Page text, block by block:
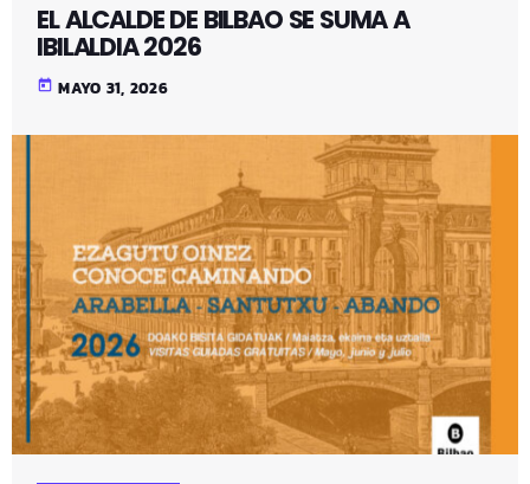
EL ALCALDE DE BILBAO SE SUMA A
IBILALDIA 2026
today MAYO 31, 2026